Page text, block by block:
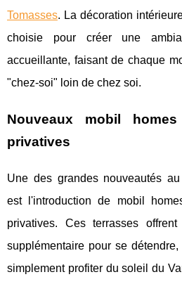
Tomasses. La décoration
choisie pour créer une
accueillante, faisant de chaque
"chez-soi" loin de chez soi.
Nouveaux mobil
privatives
Une des grandes nouveautés au
est l'introduction de mobil
privatives. Ces terrasses
supplémentaire pour se
simplement profiter du soleil du